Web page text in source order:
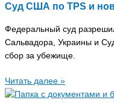
Суд США по TPS и
Федеральный суд
Сальвадора, Украины и
сбор за убежище.
Читать далее »